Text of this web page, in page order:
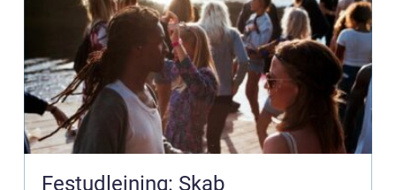
Festudlejning: Skab